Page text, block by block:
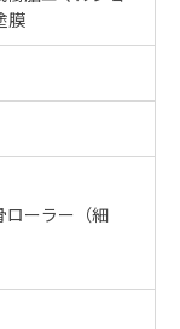
膜
ローラー（細